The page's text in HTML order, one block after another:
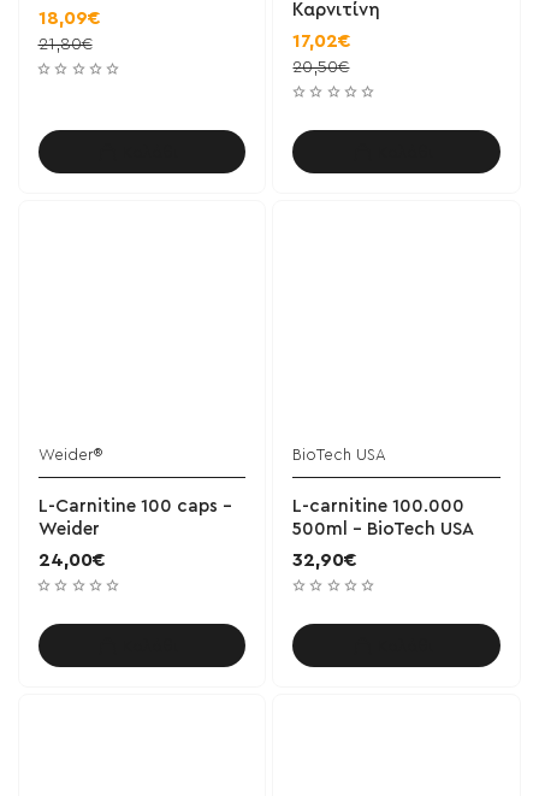
18,09€
21,80€
Καρνιτίνη
17,02€
20,50€
Weider®
L-Carnitine 100 caps -
Weider
24,00€
BioTech USA
L-carnitine 100.000
500ml - BioTech USA
32,90€